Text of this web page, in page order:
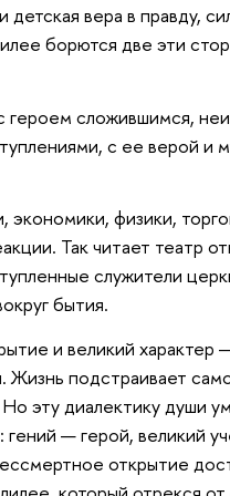
вера в правду,
борются две эти
героем сложившимся,
с ее верой
экономики, физики,
Так читает театр
служители
бытия.
и великий
Жизнь подстраивает
эту диалектику души
— герой, великий
открытие